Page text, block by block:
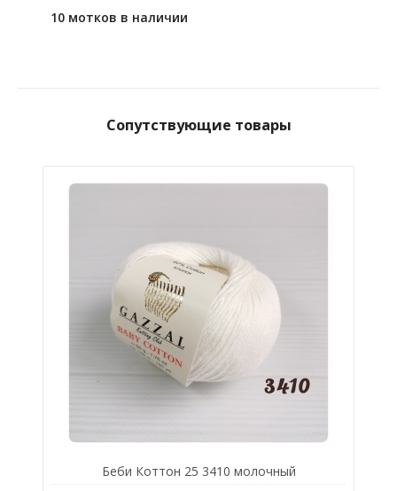
10 мотков в наличии
Сопутствующие товары
Беби Коттон 25 3410 молочный